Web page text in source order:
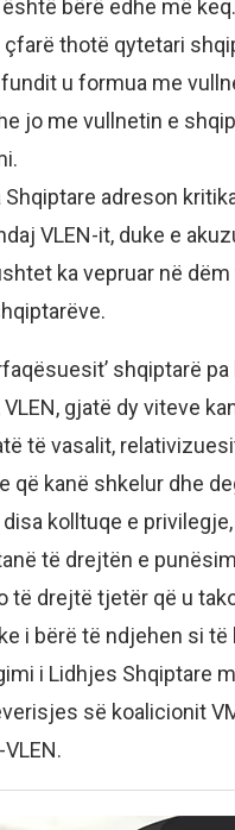
bërë edhe më
thotë qytetari
u formua me
jo me vullnetin e
Shqiptare adreson
VLEN-it, duke e
ka vepruar në dëm
shqiptarë
gjatë dy viteve
të vasalit,
që kanë shkelur dhe
kolltuqe e privilegje,
të drejtën e
të drejtë tjetër që u
i bërë të ndjehen si të
i Lidhjes Shqiptare
së koalicionit